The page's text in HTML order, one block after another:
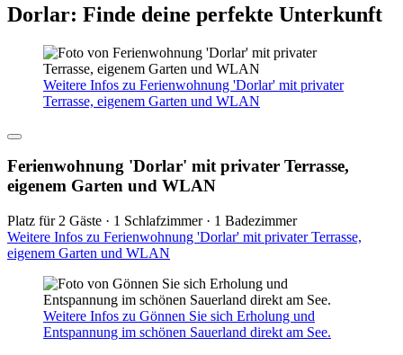
Dorlar: Finde deine perfekte Unterkunft
Weitere Infos zu Ferienwohnung 'Dorlar' mit privater
Terrasse, eigenem Garten und WLAN
Ferienwohnung 'Dorlar' mit privater Terrasse,
eigenem Garten und WLAN
Platz für 2 Gäste · 1 Schlafzimmer · 1 Badezimmer
Weitere Infos zu Ferienwohnung 'Dorlar' mit privater Terrasse,
eigenem Garten und WLAN
Weitere Infos zu Gönnen Sie sich Erholung und
Entspannung im schönen Sauerland direkt am See.